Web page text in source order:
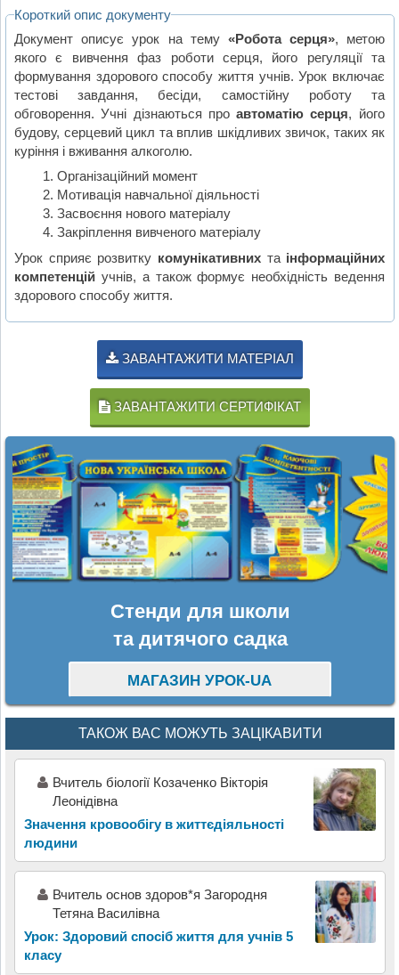
Короткий опис документу
Документ описує урок на тему«Робота серця», метою
якого є вивчення фаз роботи серця, його регуляції та
формування здорового способу життя учнів. Урок включає
тестові завдання, бесіди, самостійну роботу та
обговорення. Учні дізнаються проавтоматію серця, його
будову, серцевий цикл та вплив шкідливих звичок, таких як
куріння і вживання алкоголю.
Організаційний момент
Мотивація навчальної діяльності
Засвоєння нового матеріалу
Закріплення вивченого матеріалу
Урок сприяє розвитку комунікативних та інформаційних
компетенцій учнів, а також формує необхідність ведення
здорового способу життя.
ЗАВАНТАЖИТИ МАТЕРІАЛ
ЗАВАНТАЖИТИ СЕРТИФІКАТ
Стенди для школи
та дитячого садка
МАГАЗИН УРОК-UA
ТАКОЖ ВАС МОЖУТЬ ЗАЦІКАВИТИ
Вчитель біології Козаченко Вікторія
Леонідівна
Значення кровообігу в життєдіяльності
людини
Вчитель основ здоров*я Загородня
Тетяна Василівна
Урок: Здоровий спосіб життя для учнів 5
класу